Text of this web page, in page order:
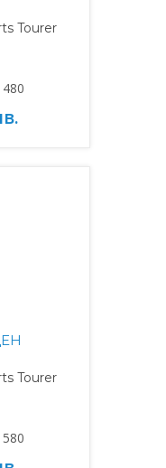
Tourer
Tourer